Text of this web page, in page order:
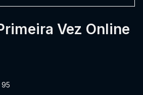
95
Vez Online